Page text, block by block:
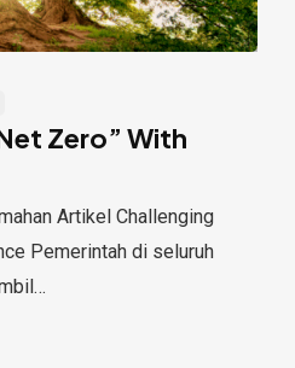
Zero” With
Artikel Challenging
Pemerintah di seluruh